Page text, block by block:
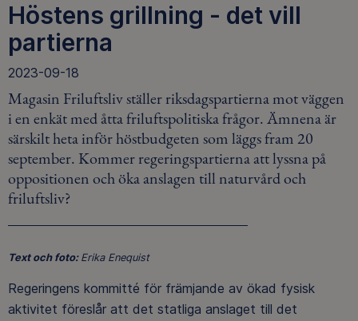
Höstens grillning - det vill
partierna
2023-09-18
Magasin Friluftsliv ställer riksdagspartierna mot väggen
i en enkät med åtta friluftspolitiska frågor. Ämnena är
särskilt heta inför höstbudgeten som läggs fram 20
september. Kommer regeringspartierna att lyssna på
oppositionen och öka anslagen till naturvård och
friluftsliv?
Text och foto: Erika Enequist
Regeringens kommitté för främjande av ökad fysisk
aktivitet föreslår att det statliga anslaget till det